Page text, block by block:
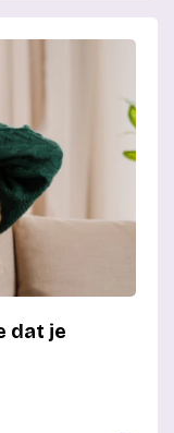
dat je